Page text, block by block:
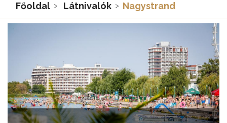
Főoldal Látnivalók Nagystrand